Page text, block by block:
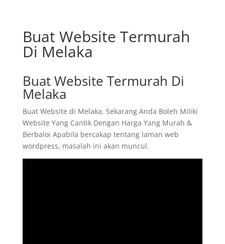
Buat Website Termurah
Di Melaka
Buat Website Termurah Di
Melaka
Buat Website di Melaka, Sekarang Anda Boleh Miliki
Website Yang Cantik Dengan Harga Yang Murah &
Berbaloi Apabila bercakap tentang laman web
wordpress, masalah ini akan muncul.